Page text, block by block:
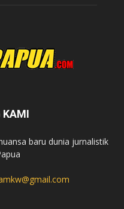
KAMI
baru dunia jurnalistik